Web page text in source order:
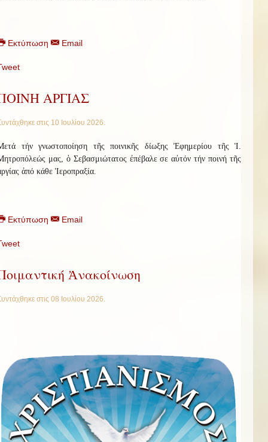
Εκτύπωση Email
ΑΡΓΙΑΣ
στις 10 Ιουλίου 2026.
τήν γνωστοποίηση τῆς ποινικῆς δίωξης Ἐφημερίου τῆς Ἱ.
μας, ὁ Σεβασμιώτατος ἐπέβαλε σε αὐτόν τήν ποινή τῆς
ἀπό κάθε Ἱεροπραξία.
Εκτύπωση Email
Ἀνακοίνωση
στις 08 Ιουλίου 2026.